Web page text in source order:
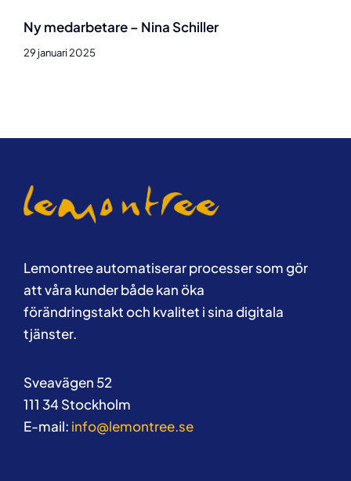
Ny medarbetare – Nina Schiller
29 januari 2025
Lemontree automatiserar processer som gör
att våra kunder både kan öka
förändringstakt och kvalitet i sina digitala
tjänster.
Sveavägen 52
111 34 Stockholm
E-mail: info@lemontree.se